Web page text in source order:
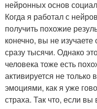
нейронных основ
Когда я работал с
получить похожие
конечно, вы не
сразу тысячи. Однако
человека тоже есть
активируется не только
эмоциями, как я уже
страха. Так что, если вы